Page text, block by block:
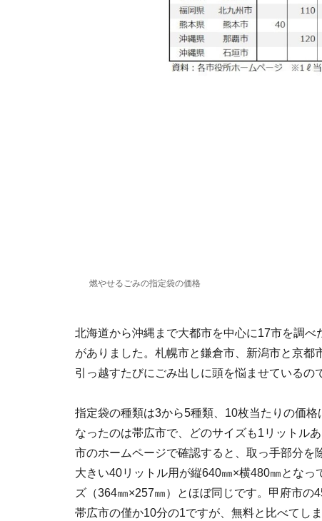
燃やせるごみの指定袋の価格
北海道から沖縄まで大都市を中心に17市を調
がありました。札幌市と鎌倉市、新潟市と京都
引っ越すたびにごみ出しに頭を悩ませているの
指定袋の種類は3から5種類、10枚当たりの価
なったのは帯広市で、どのサイズも1リットル
市のホームページで確認すると、取っ手部分
大きい40リットル用が縦640㎜×横480㎜とな
ズ（364㎜×257㎜）とほぼ同じです。甲府市
帯広市の僅か10分の1ですが、無料と比べてし